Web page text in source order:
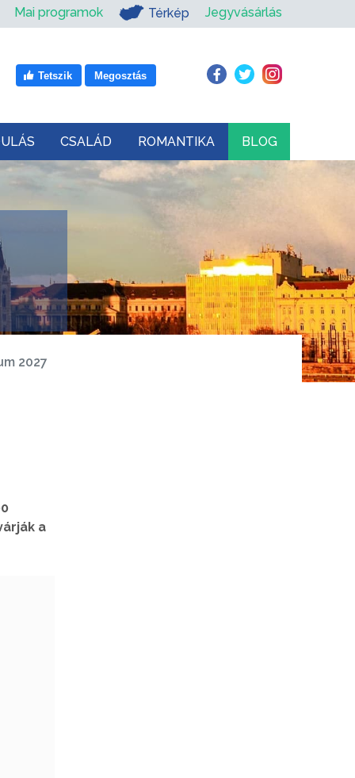
Mai programok Térkép Jegyvásárlás
Tetszik Megosztás
CSALÁD ROMANTIKA BLOG
2027
a